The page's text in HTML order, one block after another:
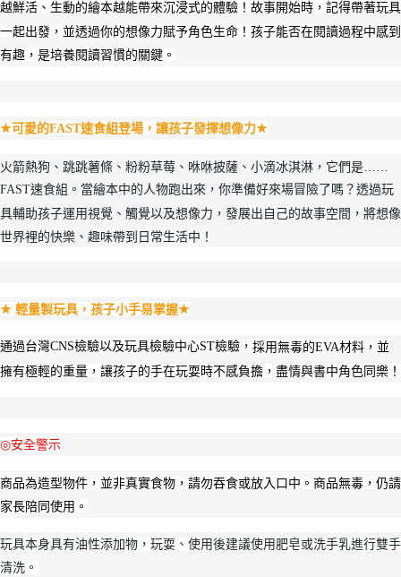
越鮮活、生動的繪本越能帶來沉浸式的體驗！故事開始時，記得帶著玩具
一起出發，並透過你的想像力賦予角色生命！孩子能否在閱讀過程中感到
有趣，是培養閱讀習慣的關鍵。
★可愛的FAST速食組登場，讓孩子發揮想像力★
火箭熱狗、跳跳薯條、粉粉草莓、咻咻披薩、小滴冰淇淋，它們是……
FAST速食組。當繪本中的人物跑出來，你準備好來場冒險了嗎？透過玩
具輔助孩子運用視覺、觸覺以及想像力，發展出自己的故事空間，將想像
世界裡的快樂、趣味帶到日常生活中！
★ 輕量製玩具，孩子小手易掌握★
通過台灣CNS檢驗以及玩具檢驗中心ST檢驗， 採用無毒的EVA材料，並
擁有極輕的重量，讓孩子的手在玩耍時不感負擔，盡情與書中角色同樂！
◎安全警示
商品為造型物件，並非真實食物，請勿吞食或放入口中。商品無毒，仍請
家長陪同使用。
玩具本身具有油性添加物，玩耍、使用後建議使用肥皂或洗手乳進行雙手
清洗。